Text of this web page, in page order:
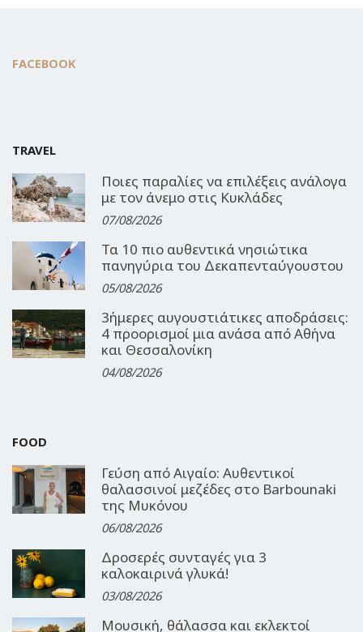
FACEBOOK
TRAVEL
Ποιες παραλίες να επιλέξεις ανάλογα
με τον άνεμο στις Κυκλάδες
07/08/2026
Τα 10 πιο αυθεντικά νησιώτικα
πανηγύρια του Δεκαπενταύγουστου
05/08/2026
3ήμερες αυγουστιάτικες αποδράσεις:
4 προορισμοί μια ανάσα από Αθήνα
και Θεσσαλονίκη
04/08/2026
FOOD
Γεύση από Αιγαίο: Αυθεντικοί
θαλασσινοί μεζέδες στο Barbounaki
της Μυκόνου
06/08/2026
Δροσερές συνταγές για 3
καλοκαιρινά γλυκά!
03/08/2026
Μουσική, θάλασσα και εκλεκτοί